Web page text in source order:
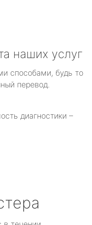
наших услуг
способами, будь то
перевод.
диагностики –